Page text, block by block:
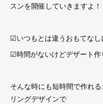
スンを開催していきますよ！
☑いつもとは違うおもてなし
☑時間がないけどデザート作
そんな時にも短時間で作れ
リングデザインで